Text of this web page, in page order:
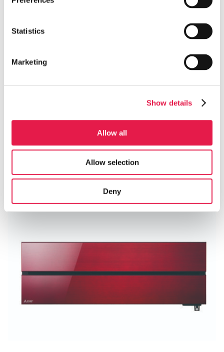
Statistics
Marketing
Show details
Allow all
Allow selection
Deny
Mitsubishi Hero LN35 Röd
Standardinstallation 29 759 kr inkl moms & ROT